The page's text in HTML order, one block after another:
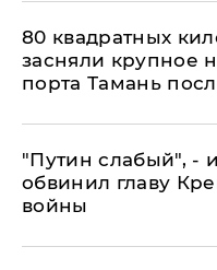
80 квадратных
засняли крупное
порта Тамань
​"Путин слабый", -
обвинил главу
войны